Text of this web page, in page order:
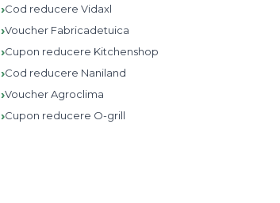
›Cod reducere Vidaxl
›Voucher Fabricadetuica
›Cupon reducere Kitchenshop
›Cod reducere Naniland
›VoucherAgroclima
›Cupon reducere O-grill